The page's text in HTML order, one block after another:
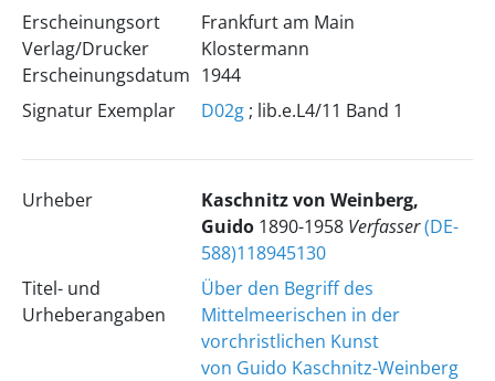
Erscheinungsort
Verlag/Drucker
Erscheinungsdatum
Frankfurt am Main
Klostermann
1944
Signatur Exemplar
D02g; lib.e.L4/11 Band 1
Urheber
Kaschnitz von Weinberg,
Guido 1890-1958 Verfasser(DE-
588)118945130
Titel- und
Urheberangaben
Über den Begriff des
Mittelmeerischen in der
vorchristlichen Kunst
von Guido Kaschnitz-Weinberg